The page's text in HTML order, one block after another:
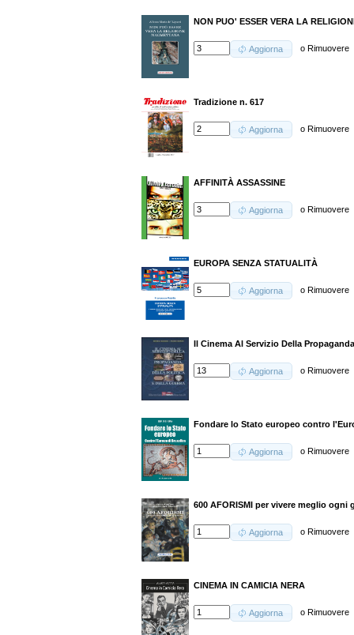
NON PUO' ESSER VERA LA
Aggiorna oRimuovere
Tradizione n. 617
Aggiorna oRimuovere
AFFINITÀ ASSASSINE
Aggiorna oRimuovere
EUROPA SENZA STATUALITÀ
Aggiorna oRimuovere
Il Cinema Al Servizio Della
Aggiorna oRimuovere
Fondare lo Stato europeo contro
Aggiorna oRimuovere
600 AFORISMI per vivere meglio ogni
Aggiorna oRimuovere
CINEMA IN CAMICIA NERA
Aggiorna oRimuovere